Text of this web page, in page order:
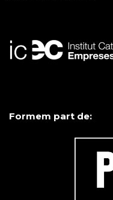
Formem part de: